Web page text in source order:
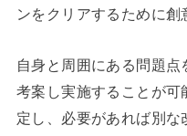
ンをクリアするために創
自身と周囲にある問題
考案し実施することが可
定し、必要があれば別な